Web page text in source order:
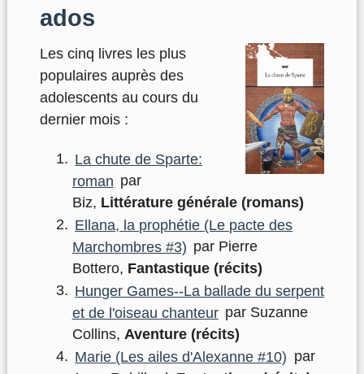
ados
Les cinq livres les plus
populaires auprès des
adolescents au cours du
dernier mois :
La chute de Sparte:
roman par
Biz, Littérature générale (romans)
Ellana, la prophétie (Le pacte des
Marchombres #3) par Pierre
Bottero, Fantastique (récits)
Hunger Games--La ballade du serpent
et de l'oiseau chanteur par Suzanne
Collins, Aventure (récits)
Marie (Les ailes d'Alexanne #10) par